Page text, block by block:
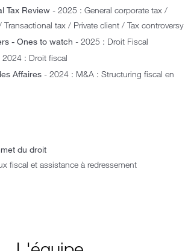
Tax Review - 2025 : General corporate tax /
Transactional tax / Private client / Tax controversy
- Ones to watch - 2025 : Droit Fiscal
2024 : Droit fiscal
Affaires - 2024 : M&A : Structuring fiscal en
du droit
fiscal et assistance à redressement